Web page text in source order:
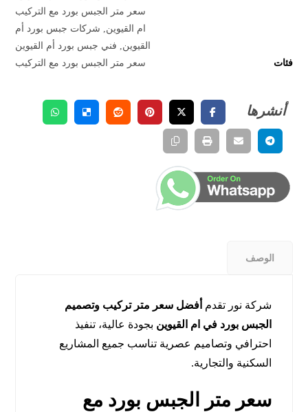
سعر متر الجبس بورد مع التركيب
ام القيوين
شركات جبس بورد أم
القيوين
فني جبس بورد أم القيوين
فئات
سعر متر الجبس بورد مع التركيب
الوصف
شركة نور تقدم أفضل سعر متر تركيب وتصميم
الجبس بورد في ام القيوين بجودة عالية، تنفيذ
احترافي وتصاميم عصرية تناسب جميع المشاريع
السكنية والتجارية.
سعر متر الجبس بورد مع